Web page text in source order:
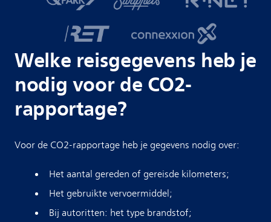
Welke reisgegevens heb je
nodig voor de CO2-
rapportage?
Voor de CO2-rapportage heb je gegevens nodig over:
Het aantal gereden of gereisde kilometers;
Het gebruikte vervoermiddel;
Bij autoritten: het type brandstof;